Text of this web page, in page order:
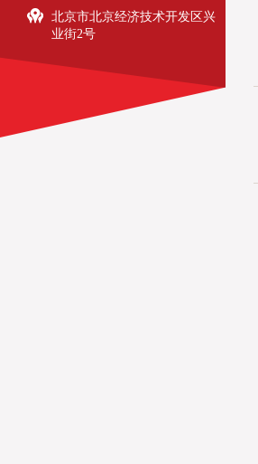
北京市北京经济技术开发区兴
业街2号